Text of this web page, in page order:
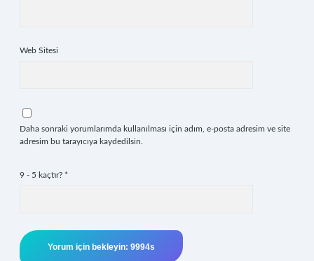
Web Sitesi
Daha sonraki yorumlarımda kullanılması için adım, e-posta adresim ve site
adresim bu tarayıcıya kaydedilsin.
9 - 5 kaçtır? *